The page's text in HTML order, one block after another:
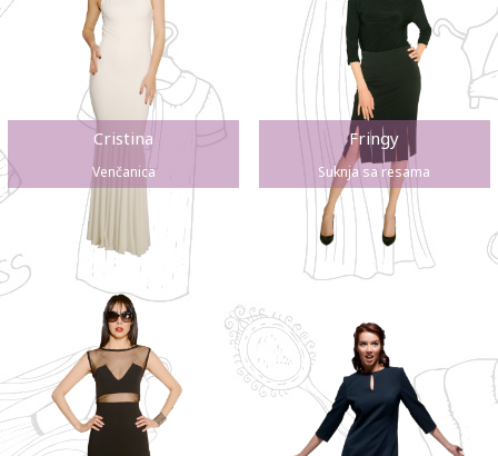
Cristina
Venčanica
Fringy
Suknja sa resama